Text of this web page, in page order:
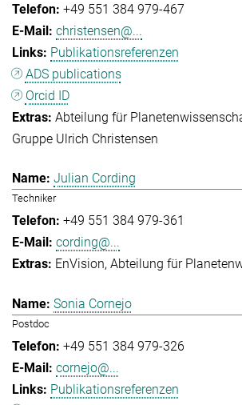
+49 551 384 979-467
christensen@...
Publikationsreferenzen
ADS publications
Orcid ID
Abteilung für
Gruppe Ulrich Christensen
Julian Cording
Techniker
+49 551 384 979-361
cording@...
EnVision Abteilung für
Sonia Cornejo
Postdoc
+49 551 384 979-326
cornejo@...
Publikationsreferenzen